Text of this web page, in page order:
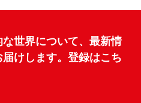
な世界について、最新情
けします。登録はこち